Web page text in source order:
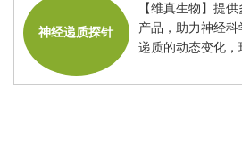
神经递质探针
【维真生物】提
产品，助力神经
递质的动态变化